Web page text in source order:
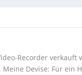
Recorder
Devise: Für ein